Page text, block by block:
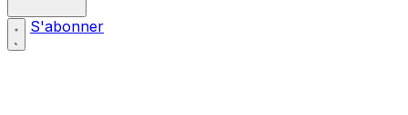
S'abonner